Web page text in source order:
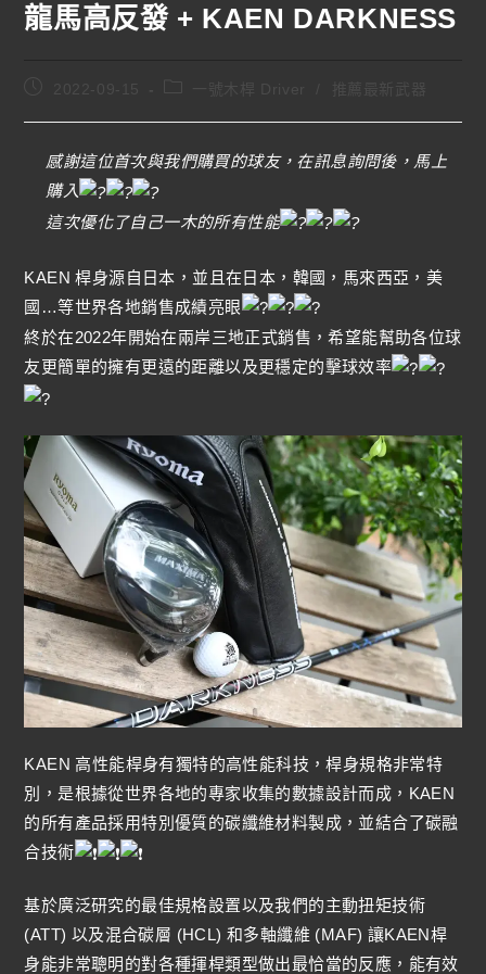
龍馬高反發 + KAEN DARKNESS
2022-09-15
感謝這位首次與我們購買的球友，在訊息詢問後，馬上
購入
這次優化了自己一木的所有性能
KAEN 桿身源自日本，並且在日本，韓國，馬來西亞，美
國…等世界各地銷售成績亮眼
終於在2022年開始在兩岸三地正式銷售，希望能幫助各位球
友更簡單的擁有更遠的距離以及更穩定的擊球效率
KAEN 高性能桿身有獨特的高性能科技，桿身規格非常特
別，是根據從世界各地的專家收集的數據設計而成，KAEN
的所有產品採用特別優質的碳纖維材料製成，並結合了碳融
合技術
基於廣泛研究的最佳規格設置以及我們的主動扭矩技術
(ATT) 以及混合碳層 (HCL) 和多軸纖維 (MAF) 讓KAEN桿
身能非常聰明的對各種揮桿類型做出最恰當的反應，能有效